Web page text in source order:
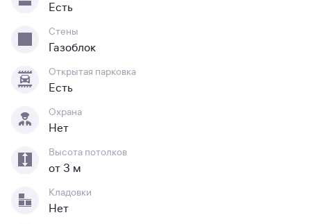
Есть
Стены
Газоблок
Открытая парковка
Есть
Охрана
Нет
Высота потолков
от 3 м
Кладовки
Нет